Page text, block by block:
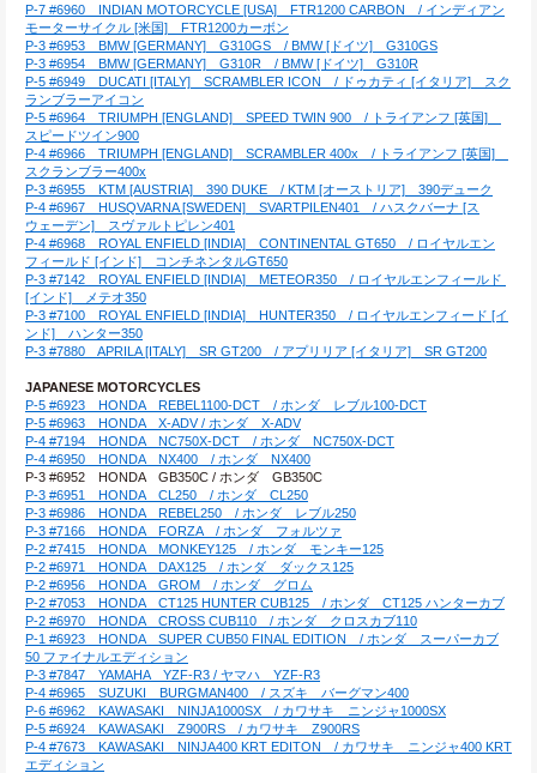
P-7 #6960　INDIAN MOTORCYCLE [USA]　FTR1200 CARBON　/ インディアン
モーターサイクル [米国]　FTR1200カーボン
P-3 #6953　BMW [GERMANY]　G310GS　/ BMW [ドイツ]　G310GS
P-3 #6954　BMW [GERMANY]　G310R　/ BMW [ドイツ]　G310R
P-5 #6949　DUCATI [ITALY]　SCRAMBLER ICON　/ ドゥカティ [イタリア]　スク
ランブラーアイコン
P-5 #6964　TRIUMPH [ENGLAND]　SPEED TWIN 900　/ トライアンフ [英国]
スピードツイン900
P-4 #6966　TRIUMPH [ENGLAND]　SCRAMBLER 400x　/ トライアンフ [英国]
スクランブラー400x
P-3 #6955　KTM [AUSTRIA]　390 DUKE　/ KTM [オーストリア]　390デューク
P-4 #6967　HUSQVARNA [SWEDEN]　SVARTPILEN401　/ ハスクバーナ [ス
ウェーデン]　スヴァルトピレン401
P-4 #6968　ROYAL ENFIELD [INDIA]　CONTINENTAL GT650　/ ロイヤルエン
フィールド [インド]　コンチネンタルGT650
P-3 #7142　ROYAL ENFIELD [INDIA]　METEOR350　/ ロイヤルエンフィールド
[インド]　メテオ350
P-3 #7100　ROYAL ENFIELD [INDIA]　HUNTER350　/ ロイヤルエンフィード [イ
ンド]　ハンター350
P-3 #7880　APRILA [ITALY]　SR GT200　/ アプリリア [イタリア]　SR GT200
JAPANESE MOTORCYCLES
P-5 #6923　HONDA　REBEL1100-DCT　/ ホンダ　レブル100-DCT
P-5 #6963　HONDA　X-ADV / ホンダ　X-ADV
P-4 #7194　HONDA　NC750X-DCT　/ ホンダ　NC750X-DCT
P-4 #6950　HONDA　NX400　/ ホンダ　NX400
P-3 #6952　HONDA　GB350C / ホンダ　GB350C
P-3 #6951　HONDA　CL250　/ ホンダ　CL250
P-3 #6986　HONDA　REBEL250　/ ホンダ　レブル250
P-3 #7166　HONDA　FORZA　/ ホンダ　フォルツァ
P-2 #7415　HONDA　MONKEY125　/ ホンダ　モンキー125
P-2 #6971　HONDA　DAX125　/ ホンダ　ダックス125
P-2 #6956　HONDA　GROM　/ ホンダ　グロム
P-2 #7053　HONDA　CT125 HUNTER CUB125　/ ホンダ　CT125 ハンターカブ
P-2 #6970　HONDA　CROSS CUB110　/ ホンダ　クロスカブ110
P-1 #6923　HONDA　SUPER CUB50 FINAL EDITION　/ ホンダ　スーパーカブ
50 ファイナルエディション
P-3 #7847　YAMAHA　YZF-R3 / ヤマハ　YZF-R3
P-4 #6965　SUZUKI　BURGMAN400　/ スズキ　バーグマン400
P-6 #6962　KAWASAKI　NINJA1000SX　/ カワサキ　ニンジャ1000SX
P-5 #6924　KAWASAKI　Z900RS　/ カワサキ　Z900RS
P-4 #7673　KAWASAKI　NINJA400 KRT EDITON　/ カワサキ　ニンジャ400 KRT
エディション